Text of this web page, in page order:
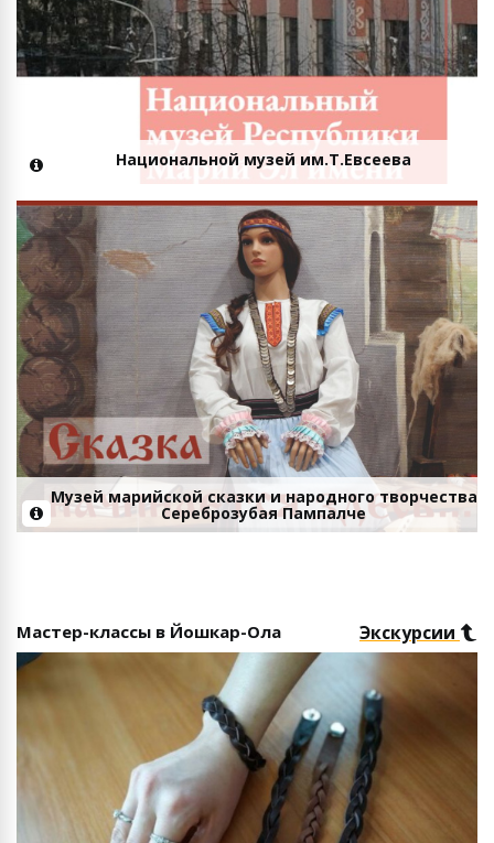
Национальной музей им.Т.Евсеева
Музей марийской сказки и народного творчества
Сереброзубая Пампалче
Мастер-классы в Йошкар-Ола Экскурсии